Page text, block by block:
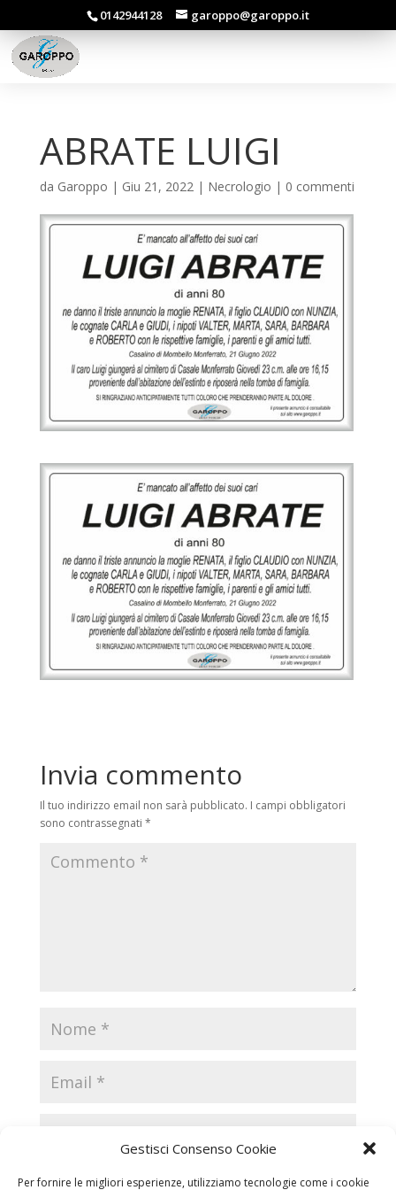
Gestisci Consenso Cookie
Per fornire le migliori esperienze, utilizziamo tecnologie come i cookie
0142944128 garoppo@garoppo.it
ABRATE LUIGI
da Garoppo | Giu 21, 2022| Necrologio | 0 commenti
Invia commento
Il tuo indirizzo email non sarà pubblicato. I campi obbligatori
sono contrassegnati *